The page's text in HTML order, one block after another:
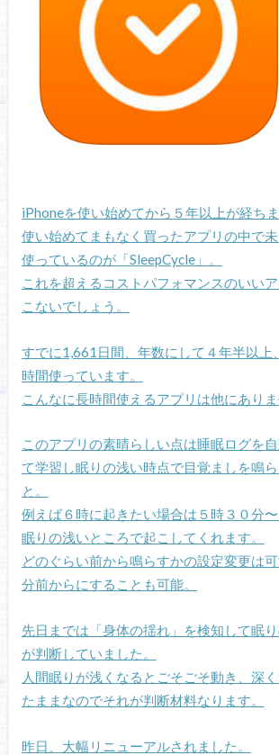
iPhoneを使い始めてから５年以上が経ちま
使い始めてまもなく買ったアプリの中で
使っているのが「SleepCycle」。
これを超えるコストパフォマンスのいい
こないでしょう。
すでに1,661日間、年数にして４年半以上
時間使っています。
こんなに長時間使えるアプリは他にありま
このアプリの素晴らしい点は睡眠ログを
て学習し眠りの浅い時点で目覚ましを鳴
と。
例えば６時に起きたい場合は５時３０分
眠りの浅いところで起こしてくれます。
どのぐらい前から鳴らすかの設定変更は
分前からにすることも可能。
先日までは「身体の揺れ」を検知して眠
が判断していました。
人間眠りが浅くなるとごそごそ動き、深
たままなのでそれが判断材料なります。
昨日、大幅リニューアルされました。